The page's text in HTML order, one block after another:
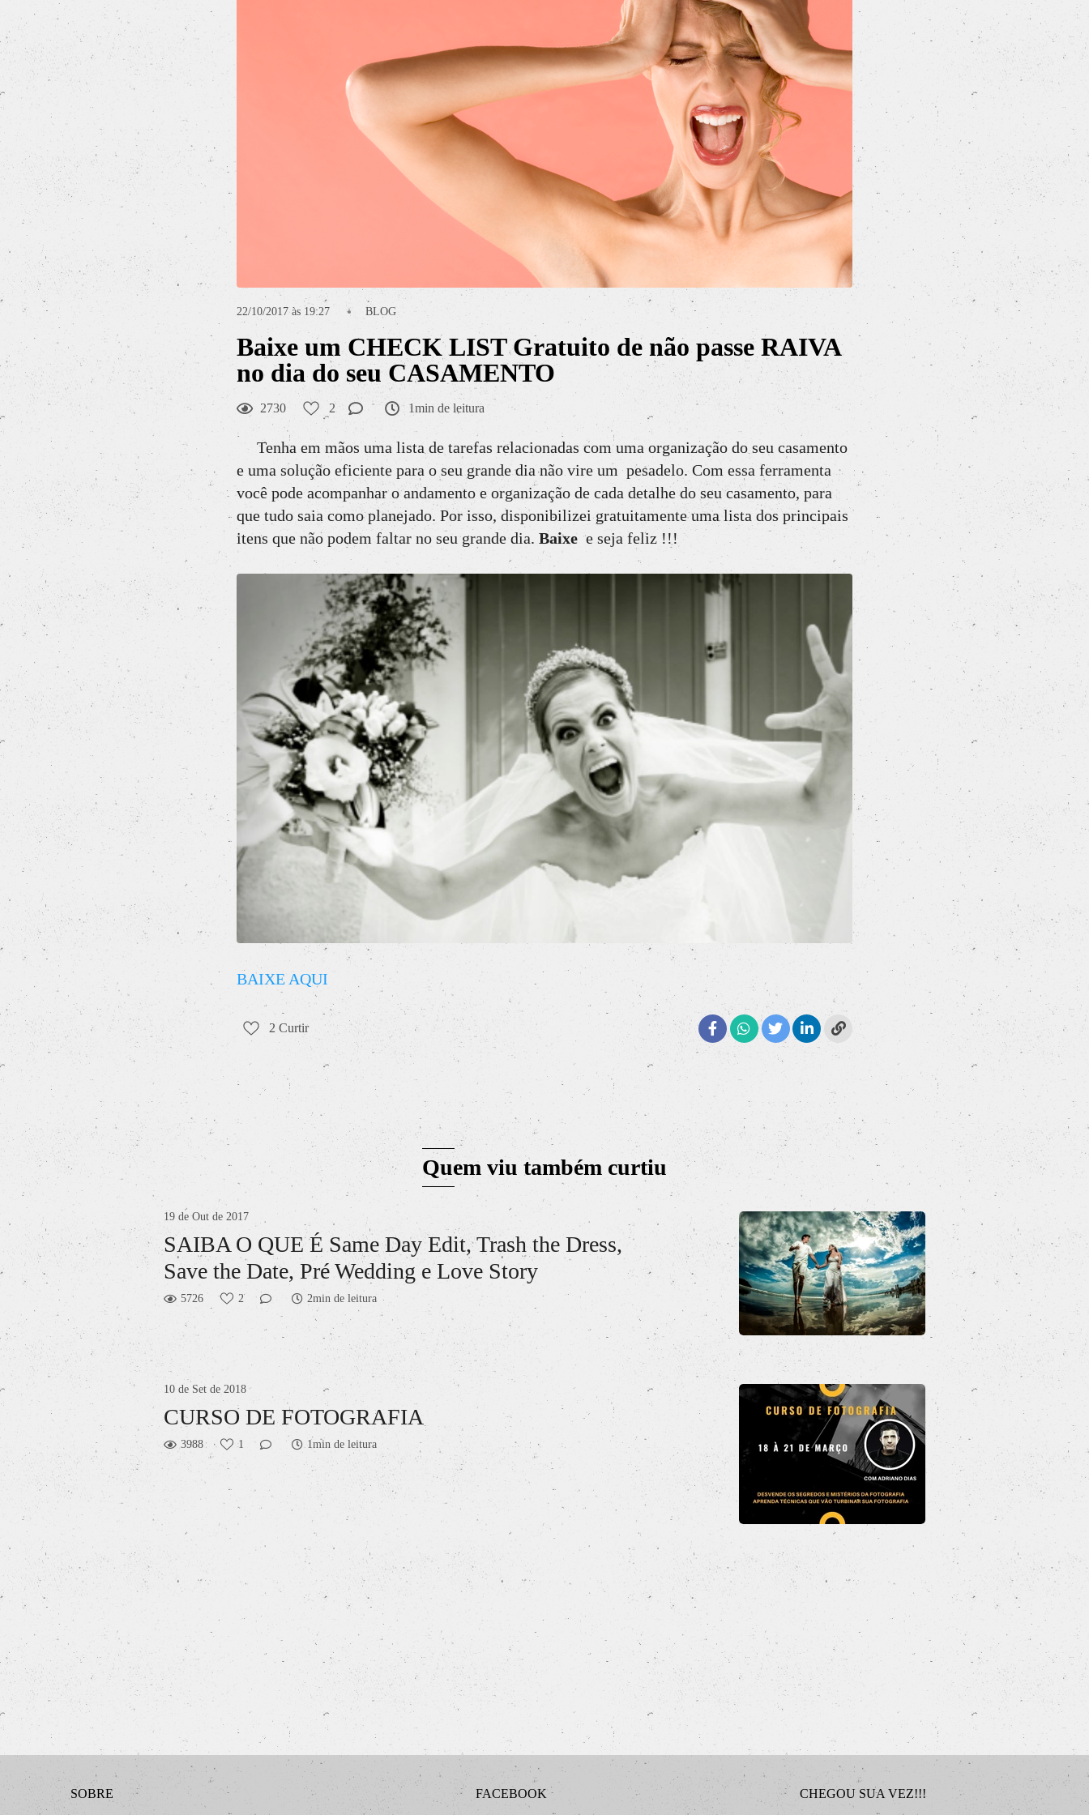
22/10/2017 às 19:27 BLOG
Baixe um CHECK LIST Gratuito de não passe RAIVA
no dia do seu CASAMENTO
2730 2 1min de leitura
Tenha em mãos uma lista de tarefas relacionadas com uma organização do seu casamento
e uma solução eficiente para o seu grande dia não vire um pesadelo. Com essa ferramenta
você pode acompanhar o andamento e organização de cada detalhe do seu casamento, para
que tudo saia como planejado. Por isso, disponibilizei gratuitamente uma lista dos principais
itens que não podem faltar no seu grande dia. Baixe e seja feliz !!!
BAIXE AQUI
Curtir
2 Curtir
Quem viu também curtiu
19 de Out de 2017
SAIBA O QUE É Same Day Edit, Trash the Dress,
Save the Date, Pré Wedding e Love Story
5726 2 2min de leitura
10 de Set de 2018
CURSO DE FOTOGRAFIA
3988 1 1min de leitura
SOBRE FACEBOOK CHEGOU SUA VEZ!!!